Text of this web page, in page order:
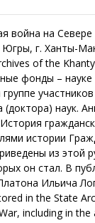
с большим опозданием «догоняла» изменение политического строя. Советская власть на территории Югры была установлена в течение марта – апреля 1918 г., с постепенной сменой органов Временного правительства Советами. Однако, уже летом – в начале осени 1918 г. в Сибири развертывается Гражданская война. Власть переходит в руки Верховного правителя России А. В. Колчака. Большинство населения индифферентно отнеслось к происходившим изменениям, однако, вернувшиеся домой фронтовики и политические ссыльные были недовольны властью и собирали антиколчаковские силы для восстановления власти Советов. Одним из героев этого исторического периода был фронтовик, партизан Платон Лопарев – фигура, которую советская историография значительно мифологизировала и героизировала. Историки советского периода характеризовали его как руководителя партизанского движения на Обско-Иртышском Севере. Выходец из крестьянской среды, родился в с. Самарово (ныне – Ханты-Мансийск), благодаря своему известному дяде – Хрисанфу Мефодьевичу Лопареву, византиеведу, исследователю древнерусской литературы и автору первого краеведческого